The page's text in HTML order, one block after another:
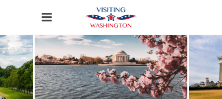
Panneau de gestion des cookies